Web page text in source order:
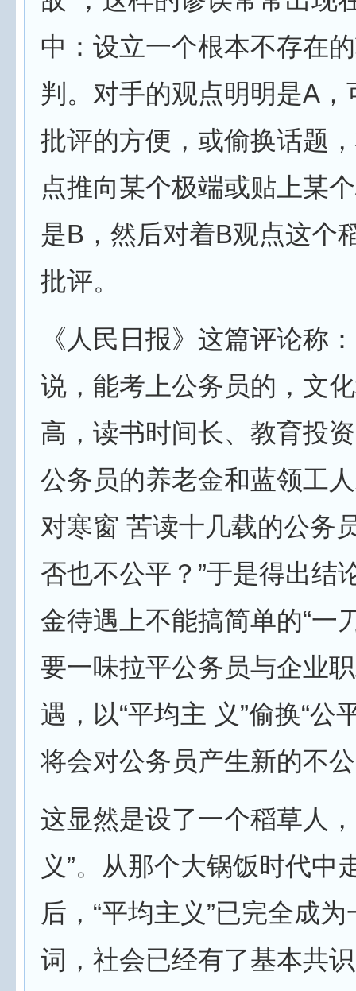
中：设立一个根本不存在
判。对手的观点明明是A，
批评的方便，或偷换话题
点推向某个极端或贴上某
是B，然后对着B观点这个
批评。
《人民日报》这篇评论称
说，能考上公务员的，文
高，读书时间长、教育投
公务员的养老金和蓝领工
对寒窗 苦读十几载的公务
否也不公平？”于是得出结
金待遇上不能搞简单的“一
要一味拉平公务员与企业
遇，以“平均主 义”偷换“公
将会对公务员产生新的不
这显然是设了一个稻草人
义”。从那个大锅饭时代中
后，“平均主义”已完全成
词，社会已经有了基本共